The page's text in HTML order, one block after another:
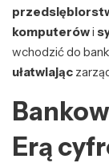
komputerówi
wchodzić do
ułatwiając
Erą